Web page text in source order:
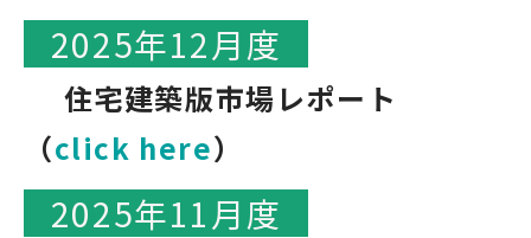
2025年12月度
住宅建築版市場レポート
（click here）
2025年11月度